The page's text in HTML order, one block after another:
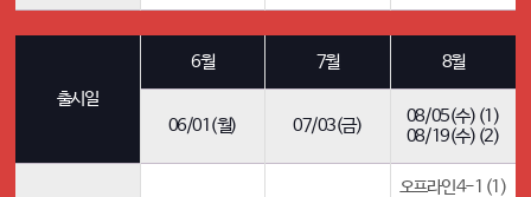
출시일
6월 7월 8월
06/01(월) 07/03(금)
08/05(수) (1)
08/19(수) (2)
오프라인 4-1 (1)